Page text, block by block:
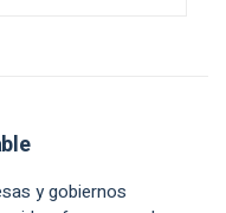
y gobiernos